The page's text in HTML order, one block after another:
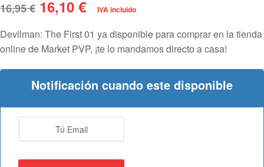
16,95€ 16,10 € IVA incluido
Devilman: The First 01 ya disponible para comprar en la tienda
online de Market PVP. ¡te lo mandamos directo a casa!
Notificación cuando este disponible